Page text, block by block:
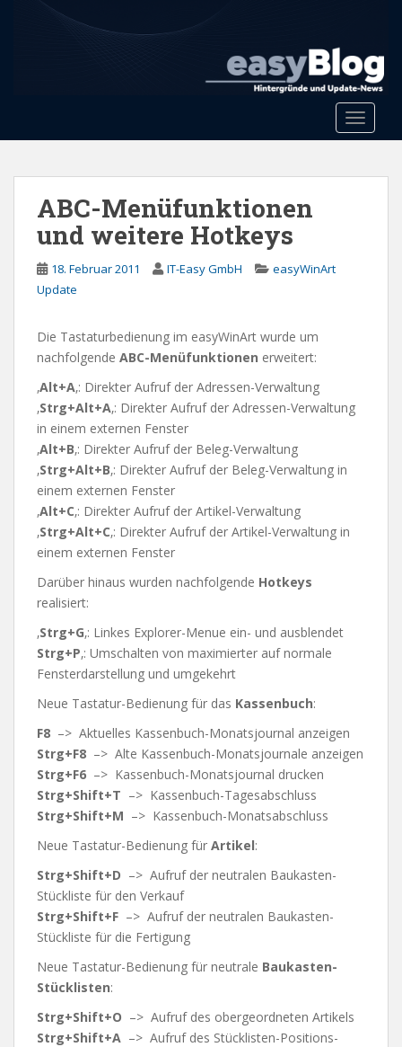
Toggle
ABC-Menüfunktionen
und weitere Hotkeys
18. Februar 2011 IT-Easy GmbH
easyWinArt
Update
Die Tastaturbedienung im easyWinArt wurde um
nachfolgende ABC-Menüfunktionen erweitert:
‚Alt+A‚: Direkter Aufruf der Adressen-Verwaltung
‚Strg+Alt+A‚: Direkter Aufruf der Adressen-Verwaltung
in einem externen Fenster
‚Alt+B‚: Direkter Aufruf der Beleg-Verwaltung
‚Strg+Alt+B‚: Direkter Aufruf der Beleg-Verwaltung in
einem externen Fenster
‚Alt+C‚: Direkter Aufruf der Artikel-Verwaltung
‚Strg+Alt+C‚: Direkter Aufruf der Artikel-Verwaltung in
einem externen Fenster
Darüber hinaus wurden nachfolgende Hotkeys
realisiert:
‚Strg+G‚: Linkes Explorer-Menue ein- und ausblendet
Strg+P‚: Umschalten von maximierter auf normale
Fensterdarstellung und umgekehrt
Neue Tastatur-Bedienung für das Kassenbuch:
F8 –> Aktuelles Kassenbuch-Monatsjournal anzeigen
Strg+F8 –> Alte Kassenbuch-Monatsjournale anzeigen
Strg+F6 –> Kassenbuch-Monatsjournal drucken
Strg+Shift+T –> Kassenbuch-Tagesabschluss
Strg+Shift+M –> Kassenbuch-Monatsabschluss
Neue Tastatur-Bedienung für Artikel:
Strg+Shift+D –> Aufruf der neutralen Baukasten-
Stückliste für den Verkauf
Strg+Shift+F –> Aufruf der neutralen Baukasten-
Stückliste für die Fertigung
Neue Tastatur-Bedienung für neutrale Baukasten-
Stücklisten:
Strg+Shift+O –> Aufruf des obergeordneten Artikels
Strg+Shift+A –> Aufruf des Stücklisten-Positions-